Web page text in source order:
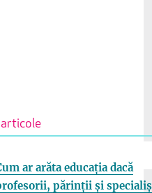
ar arăta educația dacă
părinții și